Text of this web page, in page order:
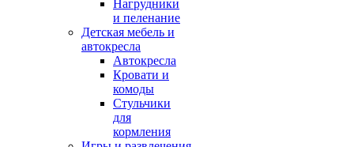
Нагрудники
и пеленание
Детская мебель и
автокресла
Автокресла
Кровати и
комоды
Стульчики
для
кормления